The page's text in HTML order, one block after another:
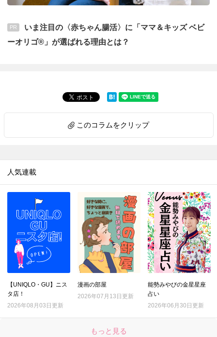
PR
いま注目の〈赤ちゃん腸活〉に「ママ＆キッズ ベビ
ーオリゴ®」が選ばれる理由とは？
このコラムをクリップ
人気連載
【UNIQLO・GU】ニス
タ店！
2026年08月03日更新
漫画の部屋
2026年07月13日更新
能勢みやびの金星星座
占い
2026年06月30日更新
もっと見る